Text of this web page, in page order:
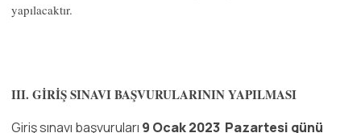
yapılacaktır.
III. GİRİŞ SINAVI BAŞVURULARININ YAPILMASI
Giriş sınavı başvuruları 9 Ocak 2023 Pazartesi günü